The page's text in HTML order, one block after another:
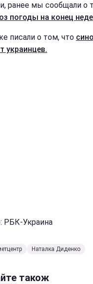
ранее мы сообщали о
погоды на конец
писали о том, что
украинцев.
РБК-Украина
Наталка Диденко
також